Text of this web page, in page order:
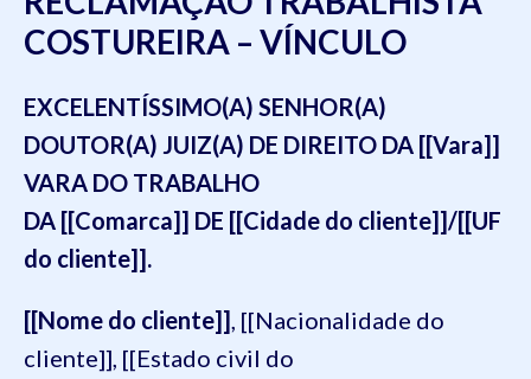
COSTUREIRA – VÍNCULO
EXCELENTÍSSIMO(A) SENHOR(A)
DOUTOR(A) JUIZ(A) DE DIREITO DA [[Vara]]
VARA DO TRABALHO
DA [[Comarca]] DE [[Cidade do cliente]]/[[UF
do cliente]].
[[Nome do cliente]] , [[Nacionalidade do
cliente]], [[Estado civil do